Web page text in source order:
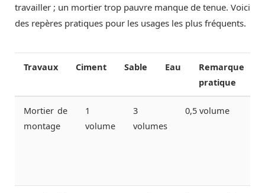
travailler ; un mortier trop pauvre manque de tenue. Voici
des repères pratiques pour les usages les plus fréquents.
Travaux Ciment Sable Eau
Remarque
pratique
Mortier de
montage
1
volume
3
volumes
0,5 volume